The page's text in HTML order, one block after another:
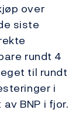
over
siste
rundt 4
til rundt
i
BNP i fjor.